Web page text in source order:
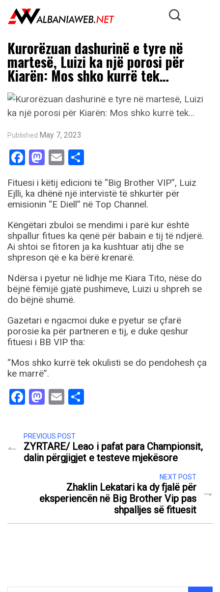
Kurorëzuan dashurinë e tyre në
martesë, Luizi ka një porosi për
Kiarën: Mos shko kurrë tek…
Published May 7, 2023
Facebook
Mastodon
Email
Fituesi i këtij edicioni të “Big Brother VIP”, Luiz
Ejlli, ka dhënë një intervistë të shkurtër për
emisionin “E Diell” në Top Channel.
Këngëtari zbuloi se mendimi i parë kur është
shpallur fitues ka qenë për babain e tij të ndjerë.
Ai shtoi se fitoren ja ka kushtuar atij dhe se
shpreson që e ka bërë krenarë.
Ndërsa i pyetur në lidhje me Kiara Tito, nëse do
bëjnë fëmijë gjatë pushimeve, Luizi u shpreh se
do bëjnë shumë.
Gazetari e ngacmoi duke e pyetur se çfarë
porosie ka për partneren e tij, e duke qeshur
fituesi i BB VIP tha:
“Mos shko kurrë tek okulisti se do pendohesh ça
ke marrë”.
Facebook
Mastodon
Email
PREVIOUS POST
ZYRTARE/ Leao i pafat para Championsit,
dalin përgjigjet e testeve mjekësore
NEXT POST
Zhaklin Lekatari ka dy fjalë për
eksperiencën në Big Brother Vip pas
shpalljes së fituesit